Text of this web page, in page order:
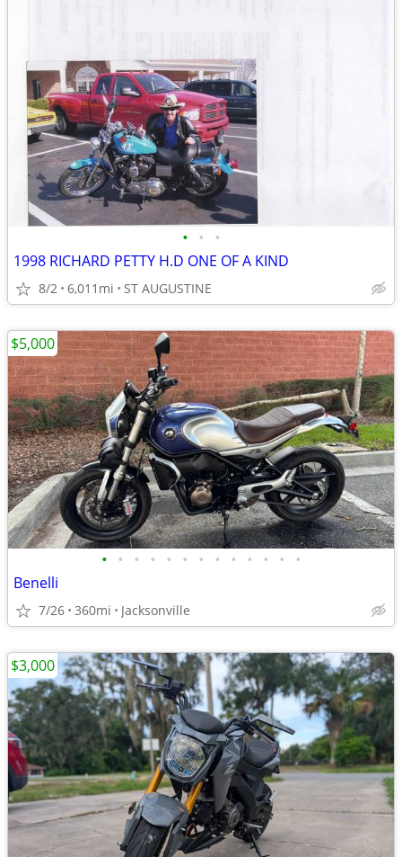
• • •
1998 RICHARD PETTY H.D ONE OF A KIND
8/2 6,011mi ST AUGUSTINE
• • • • • • • • • • • • •
Benelli
7/26 360mi Jacksonville
$5,000
$3,000